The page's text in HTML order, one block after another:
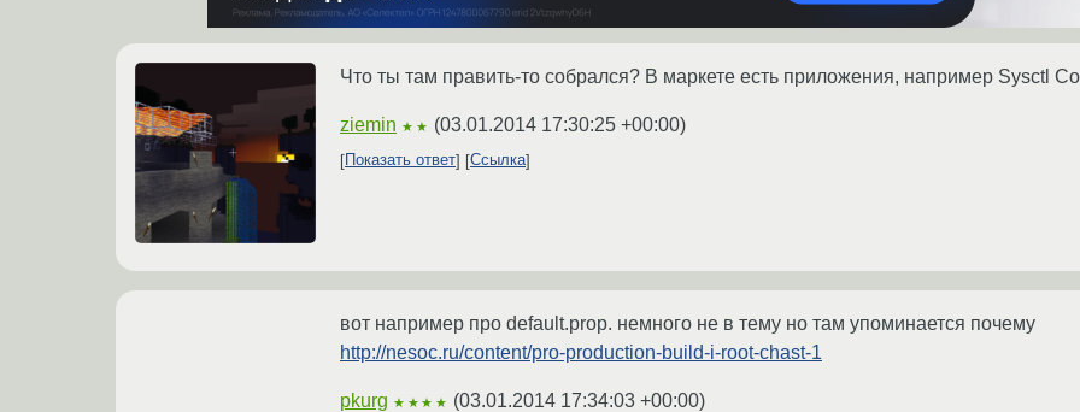
Что ты там править-то собрался? В маркете есть приложения, например Sysctl
ziemin ★★ (03.01.2014 17:30:25 +00:00)
Показать ответ Ссылка
вот например про default.prop. немного не в тему но там упоминается почему
http://nesoc.ru/content/pro-production-build-i-root-chast-1
pkurg ★★★★ (03.01.2014 17:34:03 +00:00)